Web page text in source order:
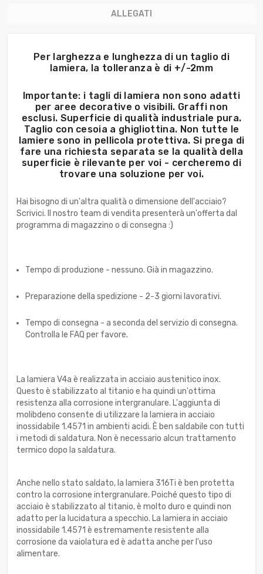
ALLEGATI
Per larghezza e lunghezza di un taglio di
lamiera, la tolleranza è di +/-2mm
Importante: i tagli di lamiera non sono adatti
per aree decorative o visibili. Graffi non
esclusi. Superficie di qualità industriale pura.
Taglio con cesoia a ghigliottina. Non tutte le
lamiere sono in pellicola protettiva. Si prega di
fare una richiesta separata se la qualità della
superficie è rilevante per voi - cercheremo di
trovare una soluzione per voi.
Hai bisogno di un'altra qualità o dimensione dell'acciaio?
Scrivici. Il nostro team di vendita presenterà un'offerta dal
programma di magazzino o di consegna :)
Tempo di produzione - nessuno. Già in magazzino.
Preparazione della spedizione - 2-3 giorni lavorativi.
Tempo di consegna - a seconda del servizio di consegna.
Controlla le FAQ per favore.
La lamiera V4a è realizzata in acciaio austenitico inox.
Questo è stabilizzato al titanio e ha quindi un'ottima
resistenza alla corrosione intergranulare. L'aggiunta di
molibdeno consente di utilizzare la lamiera in acciaio
inossidabile 1.4571 in ambienti acidi. È ben saldabile con tutti
i metodi di saldatura. Non è necessario alcun trattamento
termico dopo la saldatura.
Anche nello stato saldato, la lamiera 316Ti è ben protetta
contro la corrosione intergranulare. Poiché questo tipo di
acciaio è stabilizzato al titanio, è molto duro e quindi non
adatto per la lucidatura a specchio. La lamiera in acciaio
inossidabile 1.4571 è estremamente resistente alla
corrosione da vaiolatura ed è adatta anche per l'uso
alimentare.